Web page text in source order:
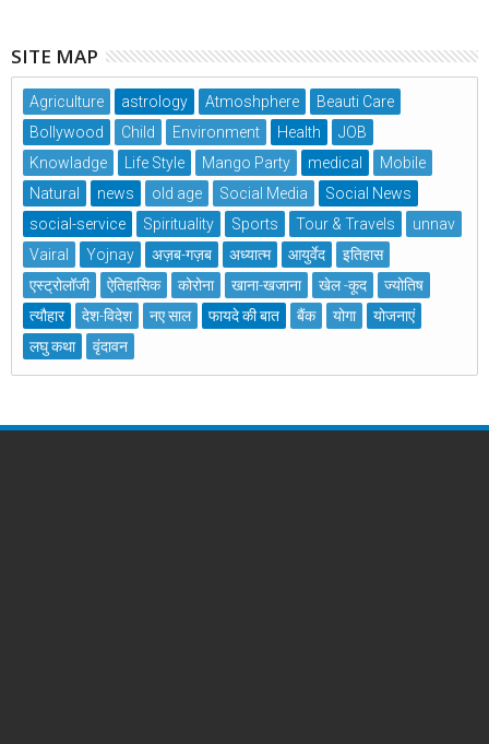
SITE MAP
Agriculture astrology Atmoshphere
Beauti Care
Bollywood
Child Environment Health
JOB
Knowladge
Life Style Mango Party medical
Mobile
Natural
news old age Social Media
Social News
social-service
Spirituality Sports Tour & Travels
unnav
Vairal
Yojnay अज़ब-गज़ब अध्यात्म आयुर्वेद
इतिहास
एस्ट्रोलॉजी
ऐतिहासिक कोरोना खाना-खजाना खेल -कूद
ज्योतिष
त्यौहार
देश-विदेश नए साल फायदे की बात बैंक योगा
योजनाएं
लघु कथा
वृंदावन